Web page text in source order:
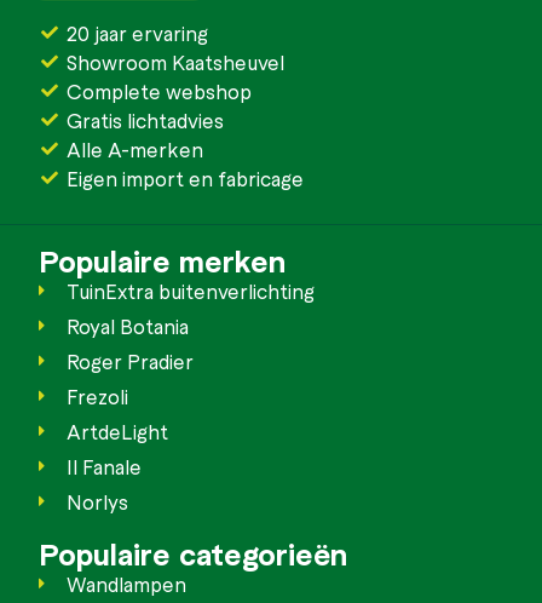
20 jaar ervaring
Showroom Kaatsheuvel
Complete webshop
Gratis lichtadvies
Alle A-merken
Eigen import en fabricage
Populaire merken
TuinExtra buitenverlichting
Royal Botania
Roger Pradier
Frezoli
ArtdeLight
Il Fanale
Norlys
Populaire categorieën
Wandlampen